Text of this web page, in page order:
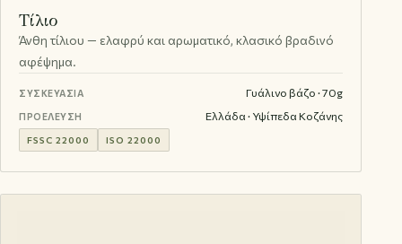
Τίλιο
Άνθη τίλιου — ελαφρύ και αρωματικό, κλασικό βραδινό
αφέψημα.
ΣΥΣΚΕΥΑΣΊΑ Γυάλινο βάζο · 70g
ΠΡΟΈΛΕΥΣΗ Ελλάδα · Υψίπεδα Κοζάνης
FSSC 22000 ISO 22000